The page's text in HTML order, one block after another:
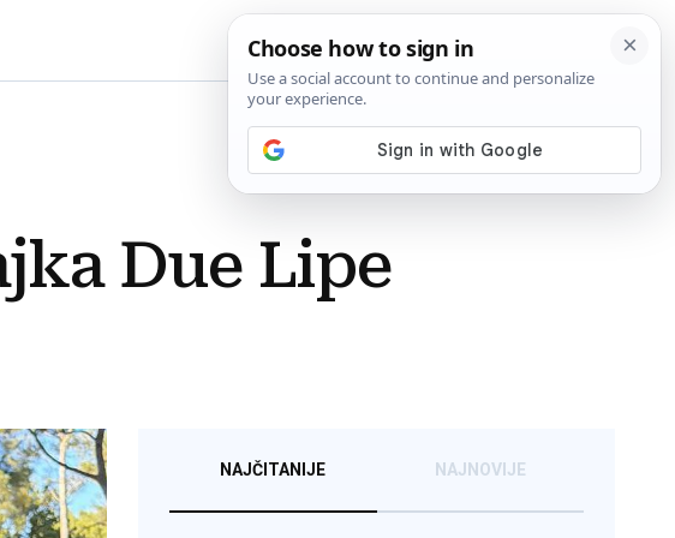
Due Lipe
NAJČITANIJE NAJNOVIJE